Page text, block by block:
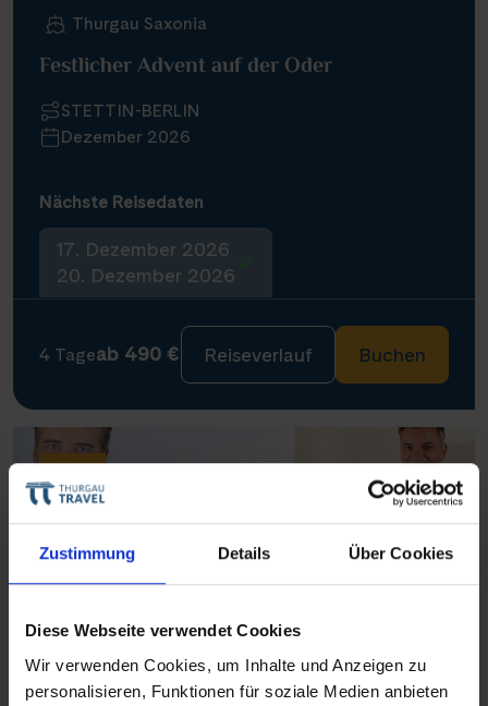
Zustimmung Details Über Cookies
Diese Webseite verwendet Cookies
Wir verwenden Cookies, um Inhalte und Anzeigen zu
personalisieren, Funktionen für soziale Medien anbieten
Thurgau Saxonia
Festlicher Advent auf der Oder
STETTIN-BERLIN
Dezember 2026
Nächste Reisedaten
17. Dezember 2026
20. Dezember 2026
4 Tageab 490 € Reiseverlauf Buchen